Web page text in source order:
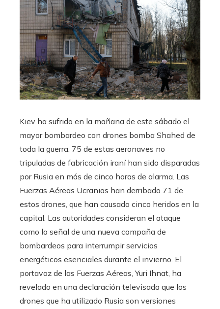
Kiev ha sufrido en la mañana de este sábado el
mayor bombardeo con drones bomba Shahed de
toda la guerra. 75 de estas aeronaves no
tripuladas de fabricación iraní han sido disparadas
por Rusia en más de cinco horas de alarma. Las
Fuerzas Aéreas Ucranias han derribado 71 de
estos drones, que han causado cinco heridos en la
capital. Las autoridades consideran el ataque
como la señal de una nueva campaña de
bombardeos para interrumpir servicios
energéticos esenciales durante el invierno. El
portavoz de las Fuerzas Aéreas, Yuri Ihnat, ha
revelado en una declaración televisada que los
drones que ha utilizado Rusia son versiones